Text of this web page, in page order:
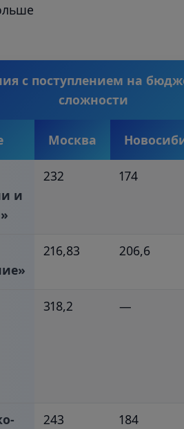
с поступлением на
сложности
Москва
и
232 174
216,83 206,6
318,2 —
243 184